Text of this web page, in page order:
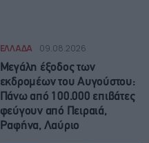
ΕΛΛΑΔΑ 09.08.2026
Μεγάλη έξοδος των
εκδρομέων του Αυγούστου:
Πάνω από 100.000 επιβάτες
φεύγουν από Πειραιά,
Ραφήνα, Λαύριο